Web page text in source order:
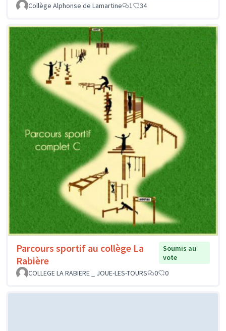
Collège Alphonse de Lamartine
1 34
Parcours sportif au collège La
Rabière
Soumis au
vote
COLLEGE LA RABIERE _ JOUE-LES-TOURS
0 0